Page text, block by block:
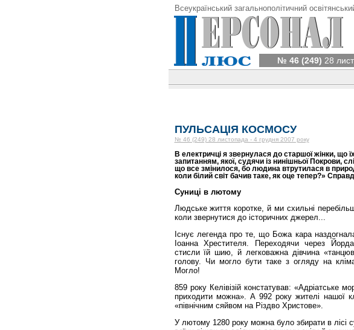
Всеукраїнський загальнополітичний
№ 46 (249) 28
ПУЛЬСАЦІЯ КОСМОСУ
№ 46 (249) 28 листопада - 4 грудня 2007 року
В електричці я звернулася до старшої жінки, що
запитанням, якої, судячи із нинішньої Покрови,
що все змінилося, бо людина втрутилася в
коли білий світ бачив таке, як оце тепер?»
Суниці в лютому
Людське життя коротке, й ми схильні
коли звернутися до історичних джерел...
Існує легенда про те, що Божа кара
Іоанна Хрестителя. Переходячи через
стисли їй шию, й легковажна дівчина
голову. Чи могло бути таке з огляду на
Могло!
859 року Келівізій констатував: «Адріатське
приходити можна». А 992 року жителі нашої
«північним сяйвом на Різдво Христове».
У лютому 1280 року можна було збирати в лісі